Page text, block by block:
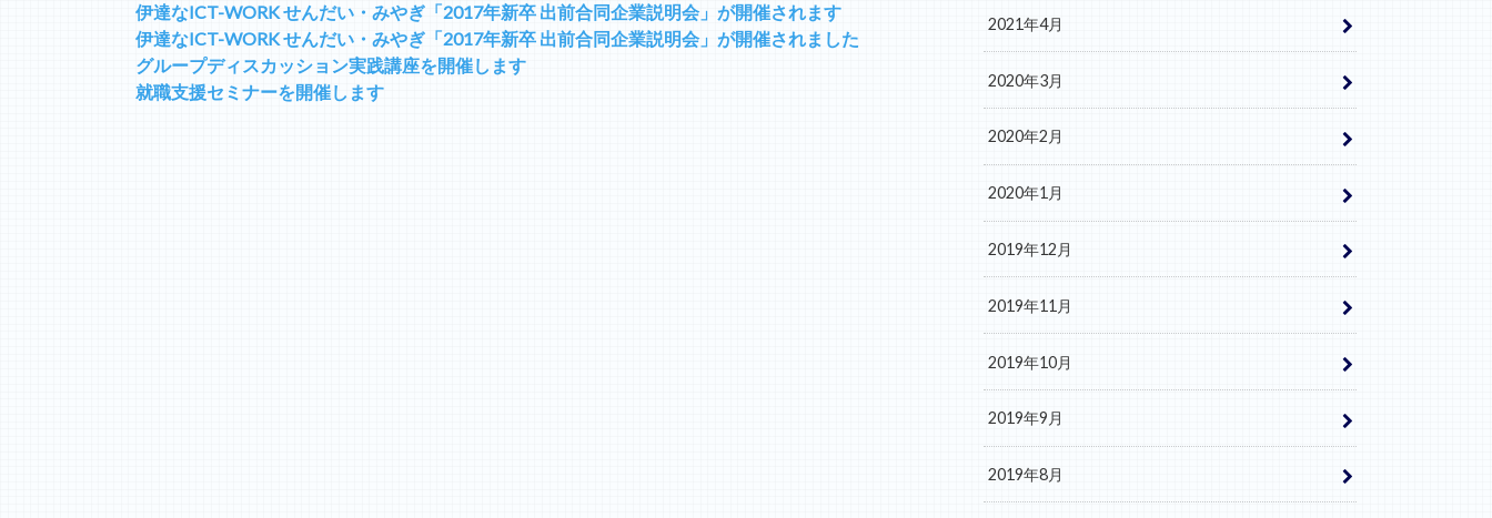
伊達なICT-WORK せんだい・みやぎ「2017年新卒 出前合同企業説明会」が開催されます
伊達なICT-WORK せんだい・みやぎ「2017年新卒 出前合同企業説明会」が開催されました
グループディスカッション実践講座を開催します
就職支援セミナーを開催します
2021年4月
2020年3月
2020年2月
2020年1月
2019年12月
2019年11月
2019年10月
2019年9月
2019年8月